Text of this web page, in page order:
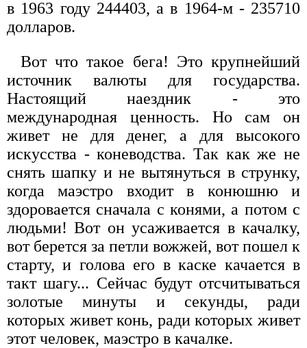
в 1963 году 244403, а в 1964-м - 235710
долларов.
Вот что такое бега! Это крупнейший
источник валюты для государства.
Настоящий наездник - это
международная ценность. Но сам он
живет не для денег, а для высокого
искусства - коневодства. Так как же не
снять шапку и не вытянуться в струнку,
когда маэстро входит в конюшню и
здоровается сначала с конями, а потом с
людьми! Вот он усаживается в качалку,
вот берется за петли вожжей, вот пошел к
старту, и голова его в каске качается в
такт шагу... Сейчас будут отсчитываться
золотые минуты и секунды, ради
которых живет конь, ради которых живет
этот человек, маэстро в качалке.